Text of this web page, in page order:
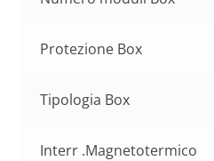
Protezione Box
Tipologia Box
Interr .Magnetotermico